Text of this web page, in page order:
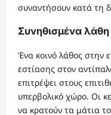
συναντήσουν κατά τη
Συνηθισμένα λάθη
Ένα κοινό λάθος στην
εστίασης στον
επιτρέψει στους
υπερβολικό χώρο. Οι
να κρατούν τα μάτια